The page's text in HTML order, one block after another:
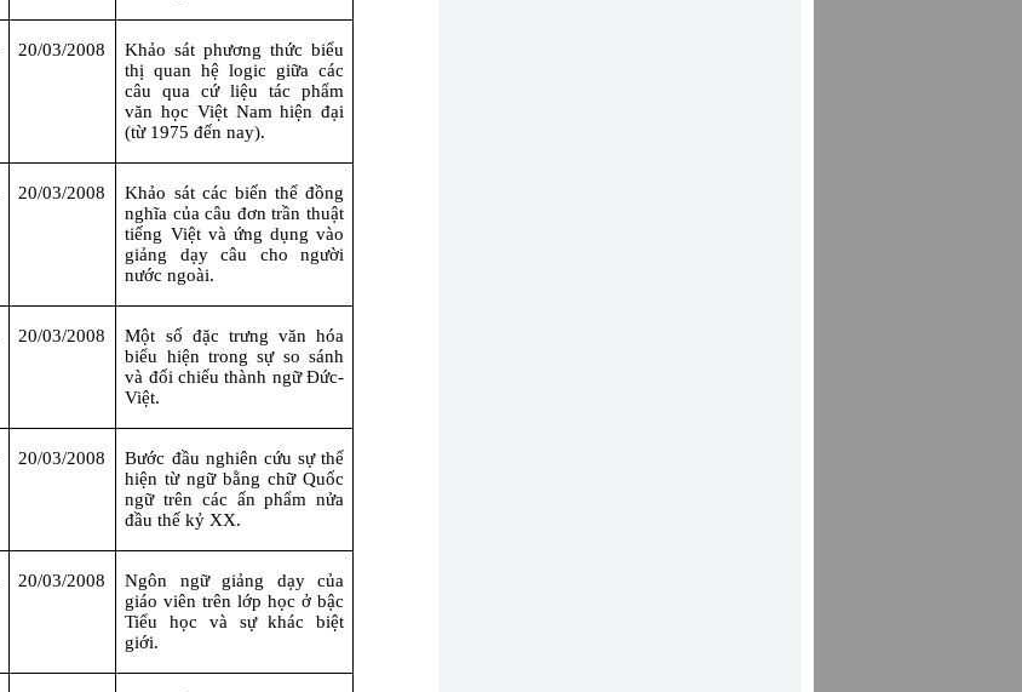
20/03/2008
Khảo sát phương thức biểu
thị quan hệ logic giữa các
câu qua cứ liệu tác phẩm
văn học Việt Nam hiện đại
(từ 1975 đến nay).
20/03/2008
Khảo sát các biến thể đồng
nghĩa của câu đơn trần thuật
tiếng Việt và ứng dụng vào
giảng dạy câu cho người
nước ngoài.
20/03/2008
Một số đặc trưng văn hóa
biểu hiện trong sự so sánh
và đối chiếu thành ngữ Đức-
Việt.
20/03/2008
Bước đầu nghiên cứu sự thể
hiện từ ngữ bằng chữ Quốc
ngữ trên các ấn phẩm nửa
đầu thế kỷ XX.
20/03/2008
Ngôn ngữ giảng dạy của
giáo viên trên lớp học ở bậc
Tiểu học và sự khác biệt
giới.